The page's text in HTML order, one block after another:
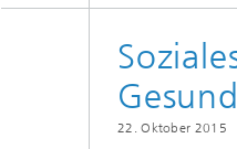
22. Oktober 2015